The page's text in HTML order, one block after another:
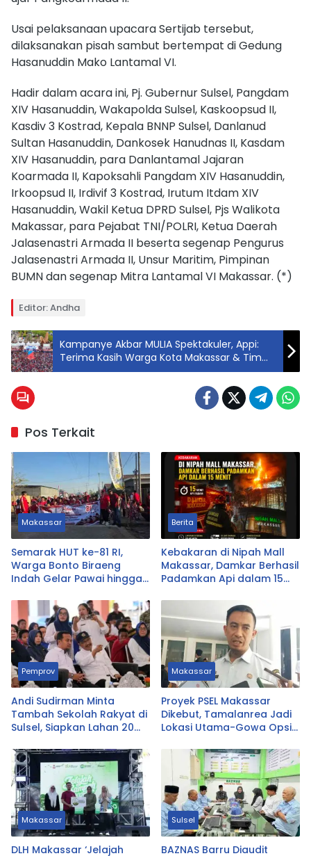
Usai pelaksanaan upacara Sertijab tersebut,
dilaksanakan pisah sambut bertempat di Gedung
Hasanuddin Mako Lantamal VI.
Hadir dalam acara ini, Pj. Gubernur Sulsel, Pangdam
XIV Hasanuddin, Wakapolda Sulsel, Kaskoopsud II,
Kasdiv 3 Kostrad, Kepala BNNP Sulsel, Danlanud
Sultan Hasanuddin, Dankosek Hanudnas II, Kasdam
XIV Hasanuddin, para Danlantamal Jajaran
Koarmada II, Kapoksahli Pangdam XIV Hasanuddin,
Irkoopsud II, Irdivif 3 Kostrad, Irutum Itdam XIV
Hasanuddin, Wakil Ketua DPRD Sulsel, Pjs Walikota
Makassar, para Pejabat TNI/POLRI, Ketua Daerah
Jalasenastri Armada II beserta segenap Pengurus
Jalasenastri Armada II, Unsur Maritim, Pimpinan
BUMN dan segenap Mitra Lantamal VI Makassar. (*)
Editor: Andha
Kampanye Akbar MULIA Spektakuler, Appi:
Terima Kasih Warga Kota Makassar & Tim
Relawan
Pos Terkait
Makassar
Semarak HUT ke-81 RI,
Warga Bonto Biraeng
Indah Gelar Pawai hingga
Berita
Kebakaran di Nipah Mall
Makassar, Damkar Berhasil
Padamkan Api dalam 15
Pemprov
Andi Sudirman Minta
Tambah Sekolah Rakyat di
Sulsel, Siapkan Lahan 20
Makassar
Proyek PSEL Makassar
Dikebut, Tamalanrea Jadi
Lokasi Utama-Gowa Opsi
Makassar
DLH Makassar ‘Jelajah
Sulsel
BAZNAS Barru Diaudit